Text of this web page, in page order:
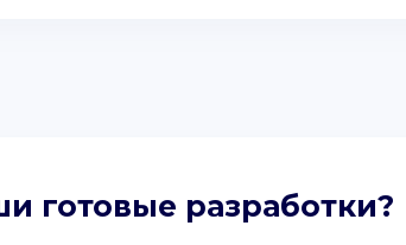
готовые разработки?